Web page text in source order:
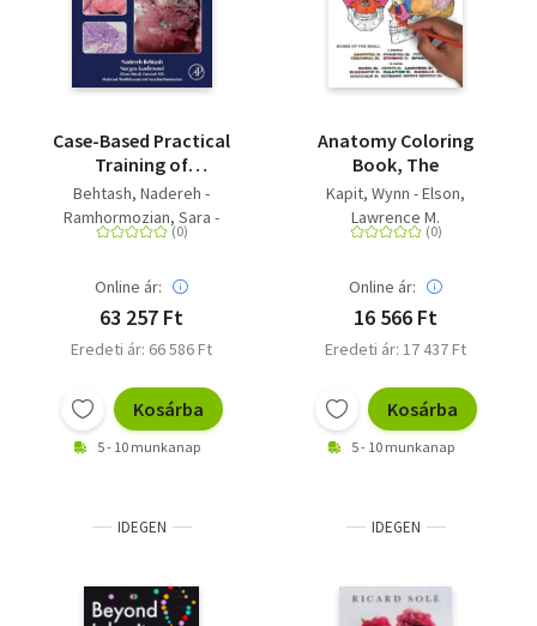
Case-Based Practical
Training of
Colposcopy and
Cervical Pathology -
With Diagrams and
Behtash, Nadereh -
Ramhormozian, Sara -
Izadimood, Narges - Nili,
Sheikhhasani, Shahrzad
Online ár:
63 257 Ft
Eredeti ár: 66 586 Ft
Kosárba
5 - 10 munkanap
Anatomy Coloring
Book, The
Kapit, Wynn - Elson,
Lawrence M.
Online ár:
16 566 Ft
Eredeti ár: 17 437 Ft
Kosárba
5 - 10 munkanap
IDEGEN IDEGEN